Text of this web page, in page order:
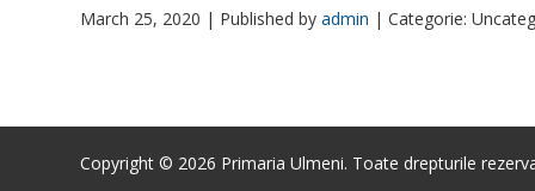
March 25, 2020 | Published by admin | Categorie:
Copyright © 2026 Primaria Ulmeni. Toate drepturile